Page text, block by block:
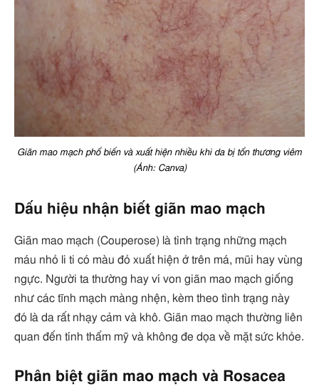
Giãn mao mạch phổ biến và xuất hiện nhiều khi da bị tổn thương viêm
(Ảnh: Canva)
Dấu hiệu nhận biết giãn mao mạch
Giãn mao mạch (Couperose) là tình trạng những mạch
máu nhỏ li ti có màu đỏ xuất hiện ở trên má, mũi hay vùng
ngực. Người ta thường hay ví von giãn mao mạch giống
như các tĩnh mạch màng nhện, kèm theo tình trạng này
đó là da rất nhạy cảm và khô. Giãn mao mạch thường liên
quan đến tính thẩm mỹ và không đe dọa về mặt sức khỏe.
Phân biệt giãn mao mạch và Rosacea